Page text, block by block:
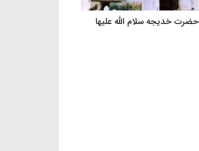
حضرت خدیجه سلام الله علیها